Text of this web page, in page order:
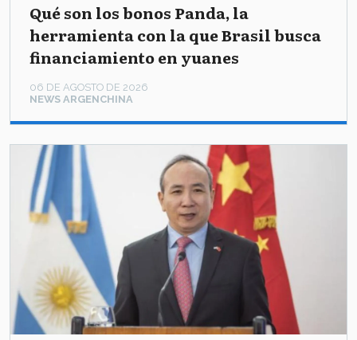
Qué son los bonos Panda, la
herramienta con la que Brasil busca
financiamiento en yuanes
NEWS ARGENCHINA
06 DE AGOSTO DE 2026